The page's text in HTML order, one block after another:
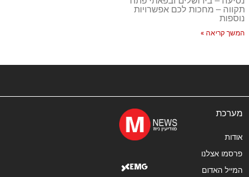
תקווה – מחכות לכם אפשרויות
נוספות
המשך קריאה »
מערכת
אודות
פרסמו אצלנו
המייל האדום